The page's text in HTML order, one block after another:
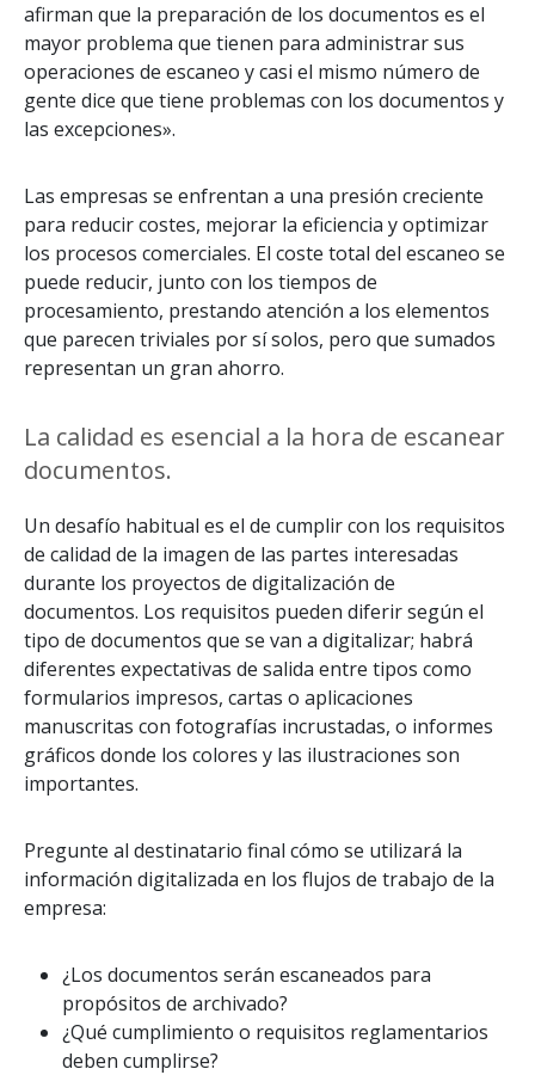
afirman que la preparación de los documentos es el
mayor problema que tienen para administrar sus
operaciones de escaneo y casi el mismo número de
gente dice que tiene problemas con los documentos y
las excepciones».
Las empresas se enfrentan a una presión creciente
para reducir costes, mejorar la eficiencia y optimizar
los procesos comerciales. El coste total del escaneo se
puede reducir, junto con los tiempos de
procesamiento, prestando atención a los elementos
que parecen triviales por sí solos, pero que sumados
representan un gran ahorro.
La calidad es esencial a la hora de escanear
documentos.
Un desafío habitual es el de cumplir con los requisitos
de calidad de la imagen de las partes interesadas
durante los proyectos de digitalización de
documentos. Los requisitos pueden diferir según el
tipo de documentos que se van a digitalizar; habrá
diferentes expectativas de salida entre tipos como
formularios impresos, cartas o aplicaciones
manuscritas con fotografías incrustadas, o informes
gráficos donde los colores y las ilustraciones son
importantes.
Pregunte al destinatario final cómo se utilizará la
información digitalizada en los flujos de trabajo de la
empresa:
¿Los documentos serán escaneados para
propósitos de archivado?
¿Qué cumplimiento o requisitos reglamentarios
deben cumplirse?